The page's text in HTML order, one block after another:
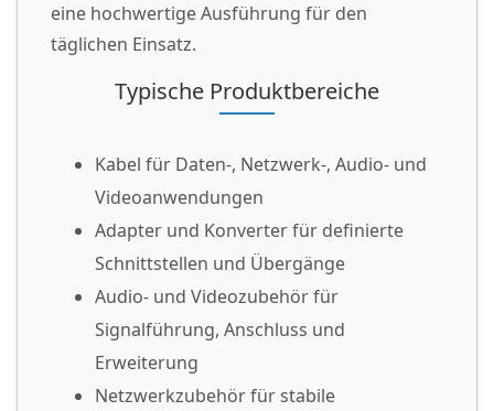
eine hochwertige Ausführung für den
täglichen Einsatz.
Typische Produktbereiche
Kabel für Daten-, Netzwerk-, Audio- und
Videoanwendungen
Adapter und Konverter für definierte
Schnittstellen und Übergänge
Audio- und Videozubehör für
Signalführung, Anschluss und
Erweiterung
Netzwerkzubehör für stabile